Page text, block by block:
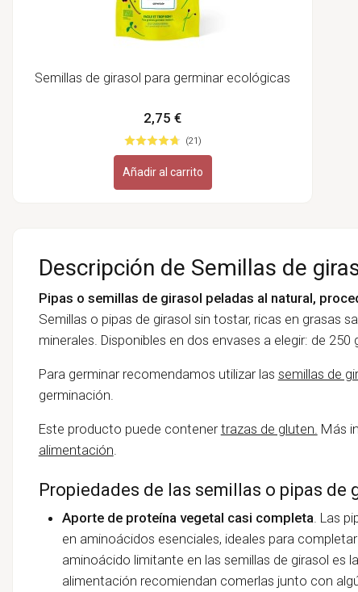
Semillas de girasol para germinar ecológicas
2,75 €
(21)
Añadir al carrito
Descripción de Semillas de
Pipas o semillas de girasol peladas al natural,
Semillas o pipas de girasol sin tostar, ricas en grasas
minerales. Disponibles en dos envases a elegir: de 250
Para germinar recomendamos utilizar las semillas de
germinación.
Este producto puede contenertrazas de gluten. Más
alimentación
Propiedades de las semillas o pipas de
Aporte de proteína vegetal casi completa . Las
en aminoácidos esenciales, ideales para
aminoácido limitante en las semillas de girasol es
alimentación recomiendan comerlas junto con